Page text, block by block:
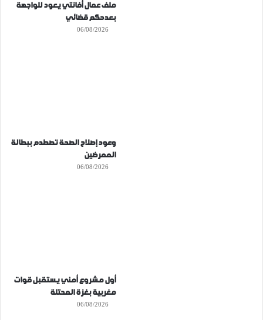
ملف عمال أفانتي يعود للواجهة
بعدحكم قضائي
06/08/2026
وعود إصلاح الصحة تصطدم ببطالة
الممرضين
06/08/2026
أول مشروع أمني يستقبل قوات
مغربية بغزة المحتلة
06/08/2026